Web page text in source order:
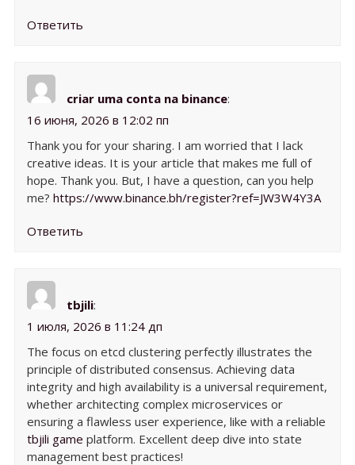
Ответить
criar uma conta na binance:
16 июня, 2026 в 12:02 пп
Thank you for your sharing. I am worried that I lack
creative ideas. It is your article that makes me full of
hope. Thank you. But, I have a question, can you help
me? https://www.binance.bh/register?ref=JW3W4Y3A
Ответить
tbjili:
1 июля, 2026 в 11:24 дп
The focus on etcd clustering perfectly illustrates the
principle of distributed consensus. Achieving data
integrity and high availability is a universal requirement,
whether architecting complex microservices or
ensuring a flawless user experience, like with a reliable
tbjili game platform. Excellent deep dive into state
management best practices!